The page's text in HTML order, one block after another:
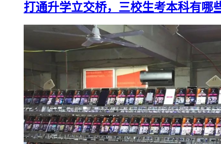
打通升学立交桥，三校生考本科有哪